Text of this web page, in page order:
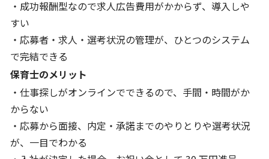
・成功報酬型なので求人広告費用がかからず、導入しや
すい
・応募者・求人・選考状況の管理が、ひとつのシステム
で完結できる
保育士のメリット
・仕事探しがオンラインでできるので、手間・時間がか
からない
・応募から面接、内定・承諾までのやりとりや選考状況
が、一目でわかる